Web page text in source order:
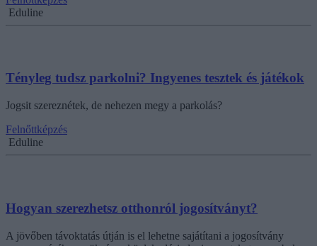
Eduline
Tényleg tudsz parkolni? Ingyenes tesztek és játékok
Jogsit szereznétek, de nehezen megy a parkolás?
Felnőttképzés
Eduline
Hogyan szerezhetsz otthonról jogosítványt?
A jövőben távoktatás útján is el lehetne sajátítani a jogosítvány